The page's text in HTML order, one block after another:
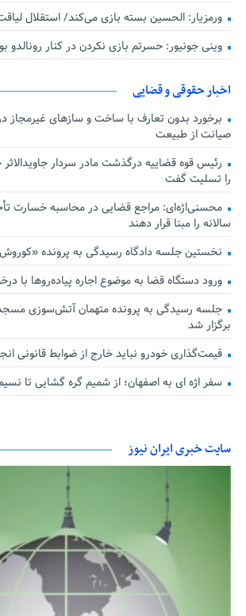
ورمزیار: الحسین بسته بازی می‌کند/ استقلال
وینی جونیور: حسرتم بازی نکردن در کنار رونالدو
اخبار حقوقی و قضایی
برخورد بدون تعارف با ساخت‌ و سازهای غیرمجاز
صیانت از طبیعت
رئیس قوه قضاییه درگذشت مادر سردار
را تسلیت گفت
محسنی‌اژه‌ای: مراجع قضایی در محاسبه خسارت
سالانه را مبنا قرار دهند
نخستین جلسه دادگاه رسیدگی به پرونده
ورود دستگاه قضا به موضوع اجاره پیاده‌روها با
جلسه رسیدگی به پرونده متهمان آتش‌سوزی
برگزار شد
قیمت‌گذاری خودرو نباید خارج از ضوابط قانونی
سفر اژه ای به اصفهان؛ از شمیم گره گشایی تا
سایت خبری ایران نیوز